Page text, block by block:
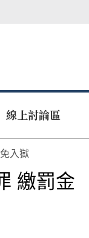
線上討論區
入獄
繳罰金